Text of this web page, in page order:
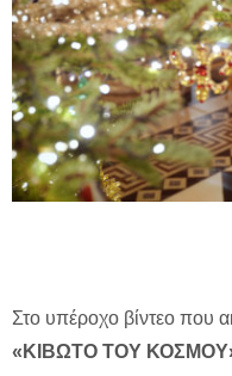
Στο υπέροχο βίντεο που
«ΚΙΒΩΤΟ ΤΟΥ